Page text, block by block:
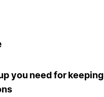
you need for keeping